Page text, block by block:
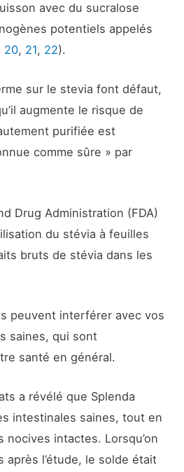
avec du sucralose
potentiels appelés
20, 21, 22).
sur le stevia font défaut,
augmente le risque de
purifiée est
comme sûre » par
Drug Administration (FDA)
du stévia à feuilles
bruts de stévia dans les
peuvent interférer avec vos
saines, qui sont
santé en général.
a révélé que Splenda
intestinales saines, tout en
nocives intactes. Lorsqu’on
après l’étude, le solde était